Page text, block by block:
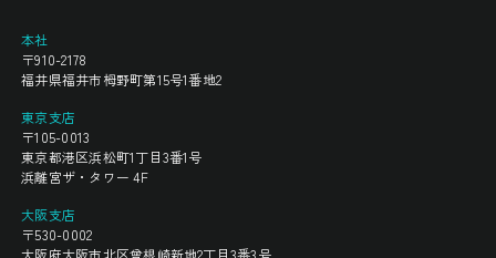
本社
〒910-2178
福井県福井市栂野町第15号1番地2
東京支店
〒105-0013
東京都港区浜松町1丁目3番1号
浜離宮ザ・タワー 4F
大阪支店
〒530-0002